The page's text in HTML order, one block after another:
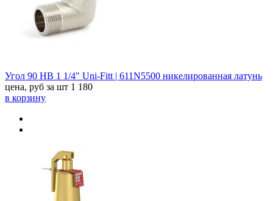
Угол 90 НВ 1 1/4" Uni-Fitt | 611N5500 никелированная латунь
цена, руб за шт 1 180
в корзину